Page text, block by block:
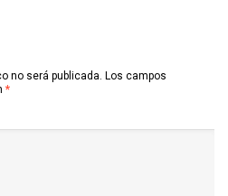
no será publicada. Los campos
*